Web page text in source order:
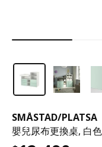
SMÅSTAD/PLATSA
嬰兒尿布更換桌, 白